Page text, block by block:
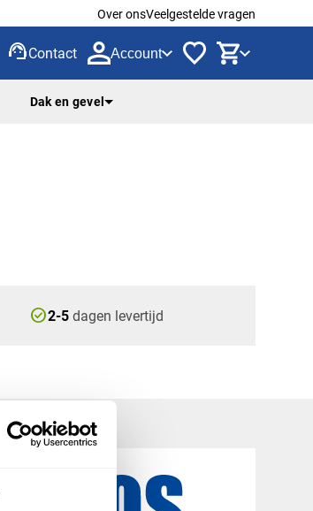
Over onsVeelgestelde vragen
support_agentContact Account
Dak en gevel
check_circle2-5 dagen levertijd